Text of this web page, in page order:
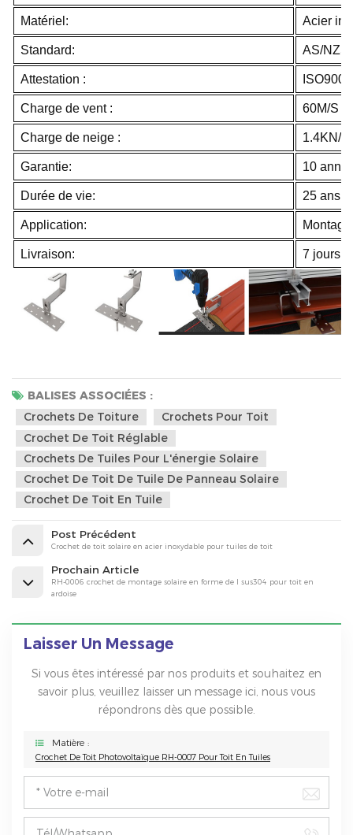
Matériel: Acier
Standard: AS/NZS
Attestation :
Charge de vent : 60M/S
Charge de neige : 1.4KN/
Garantie: 10
Durée de vie: 25 ans
Application:
Livraison: 7 jours
BALISES ASSOCIÉES :
Crochets De Toiture
Crochets Pour Toit
Crochet De Toit Réglable
Crochets De Tuiles Pour L'énergie Solaire
Crochet De Toit De Tuile De Panneau Solaire
Crochet De Toit En Tuile
Post Précédent
Crochet de toit solaire en acier inoxydable pour tuiles de toit
Prochain Article
RH-0006 crochet de montage solaire en forme de l sus304 pour toit en
ardoise
Laisser Un Message
Si vous êtes intéressé par nos produits et souhaitez en
savoir plus, veuillez laisser un message ici, nous vous
répondrons dès que possible.
Matière :
Crochet De Toit Photovoltaïque RH-0007 Pour Toit En Tuiles